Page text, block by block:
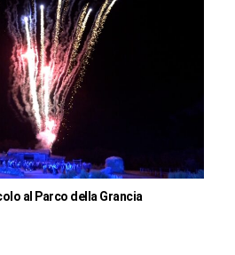
al Parco della Grancia